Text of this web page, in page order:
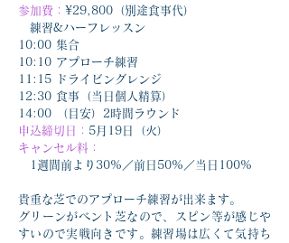
参加費： ¥29,800（別途食事代）
練習&ハーフレッスン
10:00 集合
10:10 アプローチ練習
11:15 ドライビングレンジ
12:30 食事（当日個人精算）
14:00 （目安）2時間ラウンド
申込締切日： 5月19日（火）
キャンセル料：
1週間前より30%／前日50%／当日100%
貴重な芝でのアプローチ練習が出来ます。
グリーンがベント芝なので、スピン等が感じや
すいので実戦向きです。練習場は広くて気持ち